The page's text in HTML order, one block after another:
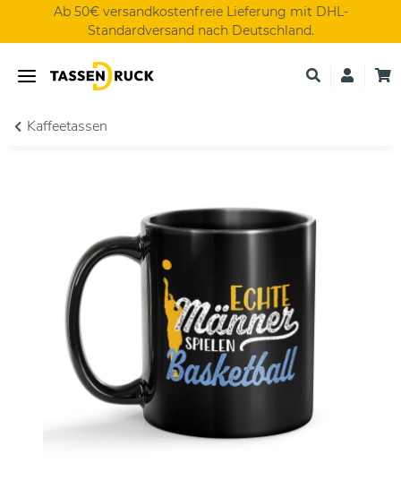
Ab 50€ versandkostenfreie Lieferung mit DHL-
Standardversand nach Deutschland.
Kaffeetassen